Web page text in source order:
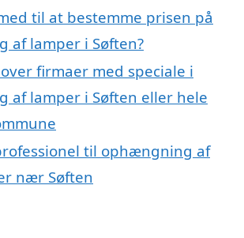
til at bestemme prisen på
af lamper i Søften?
firmaer med speciale i
af lamper i Søften eller hele
til ophængning af
nær Søften